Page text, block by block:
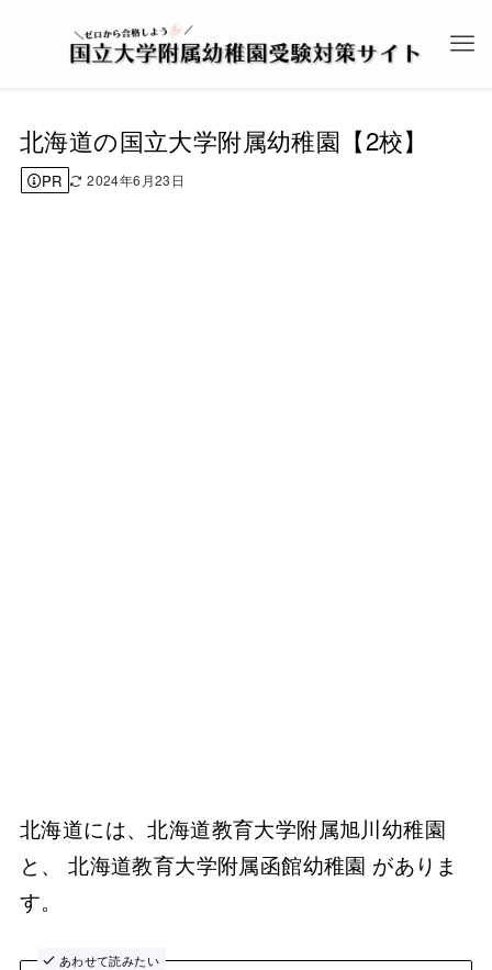
北海道の国立大学附属幼稚園【2校】
PR 2024年6月23日
北海道には、北海道教育大学附属旭川幼稚園
と、 北海道教育大学附属函館幼稚園 がありま
す。
あわせて読みたい